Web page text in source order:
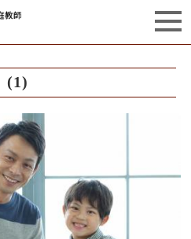
お知らせ（5）
(1)